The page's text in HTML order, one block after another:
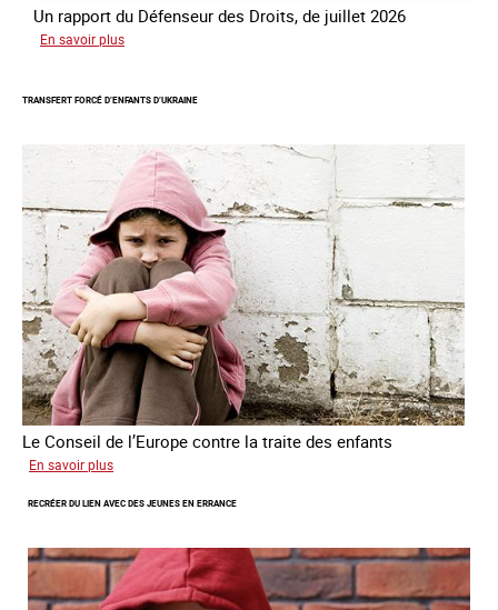
Un rapport du Défenseur des Droits, de juillet 2026
En savoir plus
les
victimes
de
traite
des
êtres
humains
TRANSFERT FORCÉ D’ENFANTS D’UKRAINE
Le Conseil de l’Europe contre la traite des enfants
En savoir plus
forcé
d’Ukraine
RECRÉER DU LIEN AVEC DES JEUNES EN ERRANCE